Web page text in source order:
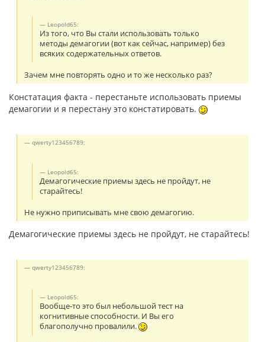
Leopold65:
Из того, что Вы стали использовать только
методы демагогии (вот как сейчас, например) без
всяких содержательных ответов.
Зачем мне повторять одно и то же несколько раз?
Констатация факта - перестаньте использовать приемы
демагогии и я перестану это констатировать.
qwerty123456789:
Leopold65:
Демагогические приемы здесь не пройдут, не
старайтесь!
Не нужно приписывать мне свою демагогию.
Демагогические приемы здесь не пройдут, не старайтесь!
qwerty123456789:
Leopold65:
Вообще-то это был небольшой тест на
когнитивные способности. И Вы его
благополучно провалили.